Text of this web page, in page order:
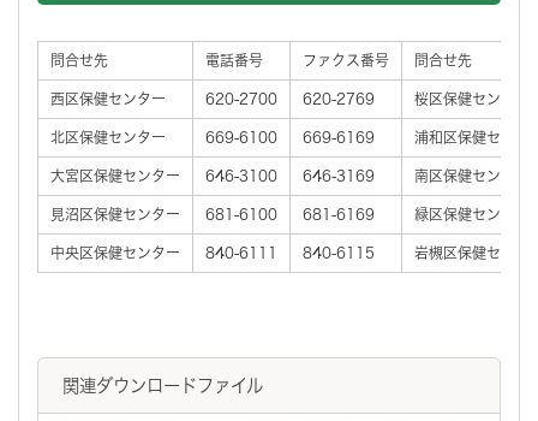
問合せ先 電話番号 ファクス番号 問合せ先
西区保健センター 620-2700 620-2769 桜区保健センター
北区保健センター 669-6100 669-6169 浦和区保健センタ
大宮区保健センター 646-3100 646-3169 南区保健センター
見沼区保健センター 681-6100 681-6169 緑区保健センター
中央区保健センター 840-6111 840-6115 岩槻区保健センタ
関連ダウンロードファイル